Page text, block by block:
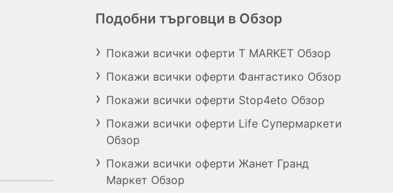
Подобни търговци в Обзор
Покажи всички оферти T MARKET Обзор
Покажи всички оферти Фантастико Обзор
Покажи всички оферти Stop4eto Обзор
Покажи всички оферти Life Супермаркети
Обзор
Покажи всички оферти Жанет Гранд
Маркет Обзор